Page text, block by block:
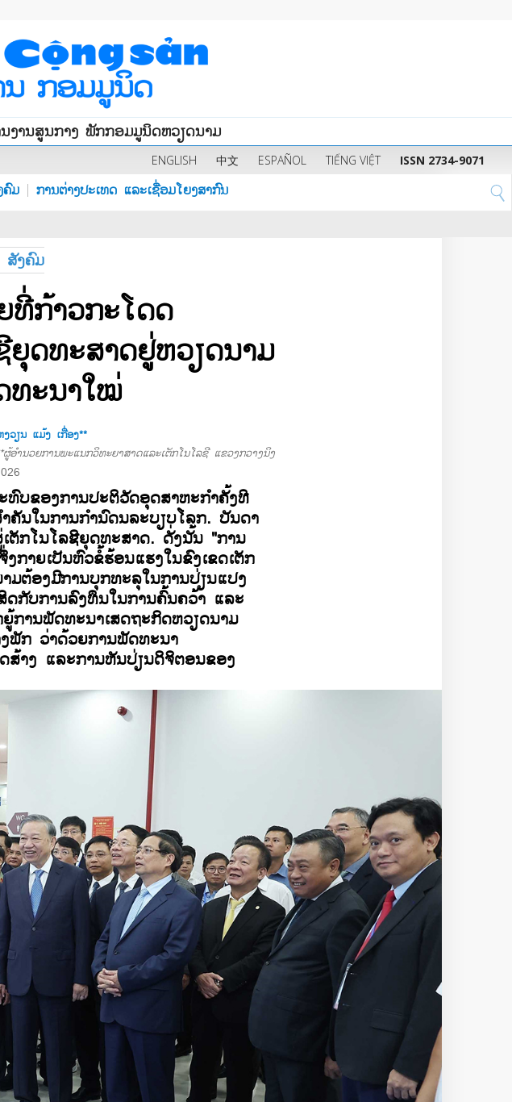
ງານສູນກາງ ພັກກອມມູນິດຫວຽດນາມ
ENGLISH 中文 ESPAÑOL TIẾNG VIỆT ISSN 2734-9071
ມ ການຕ່າງປະເທດ ແລະເຊື່ອມໂຍງສາກົນ
ງຄົມ
ທີ່ກ້າວກະໂດດ
ຍຸດທະສາດຢູ່ຫວຽດນາມ
ທະນາໃໝ່
ຽນ ແມ້ງ ເກື່ອງ**
ຳນວຍການພະແນກວິທະຍາສາດແລະເຕັກໂນໂລຊີ ແຂວງກວາງນິງ
ບຂອງການປະຕິວັດອຸດສາຫະກຳຄັ້ງທີ
ຄັນໃນການກຳນົດນລະບຽບໂລກ. ບັນດາ
ຕັກໂນໂລຊີຍຸດທະສາດ. ດັ່ງນັ້ນ "ການ
ກາຍເປັນຫົວຂໍ້ຮ້ອນແຮງໃນຂົງເຂດເຕັກ
ມຕ້ອງມີການບຸກທະລຸໃນການປ່ຽນແປງ
ກັບການລົງທຶນໃນການຄົ້ນຄວ້າ ແລະ
ການພັດທະນາເສດຖະກິດຫວຽດນາມ
ພັກ ວ່າດ້ວຍການພັດທະນາ
ສ້າງ ແລະການຫັນປ່ຽນດິຈິຕອນຂອງ